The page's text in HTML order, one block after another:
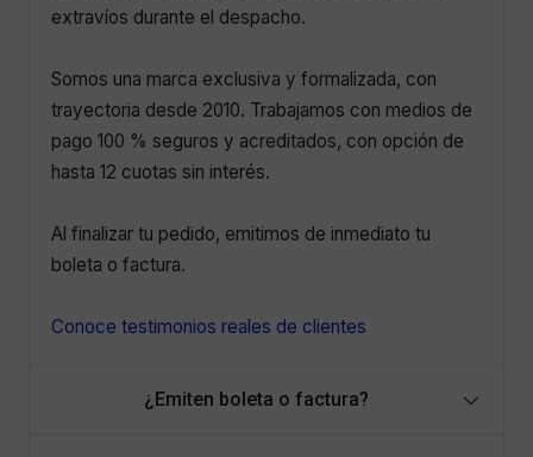
extravíos durante el despacho.
Somos una marca exclusiva y formalizada, con
trayectoria desde 2010. Trabajamos con medios de
pago 100 % seguros y acreditados, con opción de
hasta 12 cuotas sin interés.
Al finalizar tu pedido, emitimos de inmediato tu
boleta o factura.
Conoce testimonios reales de clientes
¿Emiten boleta o factura?